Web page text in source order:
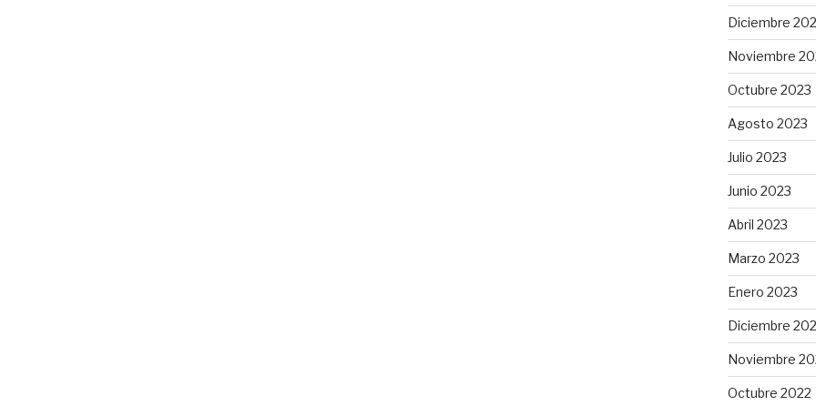
Diciembre
Noviembre
Octubre 2023
Agosto 2023
Julio 2023
Junio 2023
Abril 2023
Marzo 2023
Enero 2023
Diciembre
Noviembre
Octubre 2022